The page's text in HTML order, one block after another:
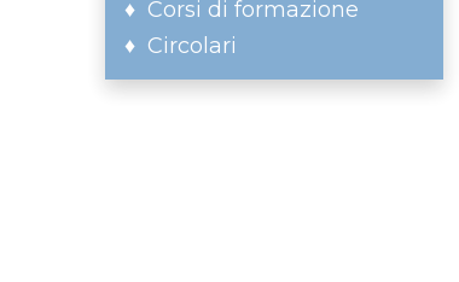
Corsi di formazione
Circolari